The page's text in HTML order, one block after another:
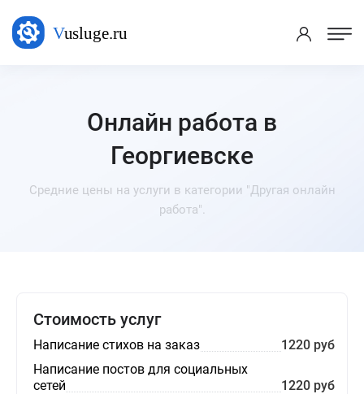
Онлайн работа в
Георгиевске
Средние цены на услуги в категории "Другая онлайн
работа".
Стоимость услуг
Написание стихов на заказ
1220 руб
Написание постов для социальных
сетей
1220 руб